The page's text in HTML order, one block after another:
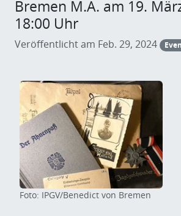
Bremen M.A. am 19.
18:00 Uhr
Veröffentlicht am Feb. 29, 2024
Foto: IPGV/Benedict von Bremen